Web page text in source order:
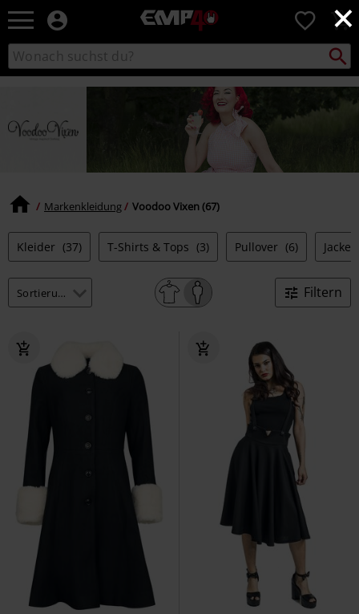
×
EMP
Merchandise
-
Shop
Rock
&
Entertainment
0
Katalog
durchsuchen
suchen
Markenkleidung Voodoo Vixen (67)
Kleider (37) T-Shirts & Tops (3) Pullover (6)
Filtern